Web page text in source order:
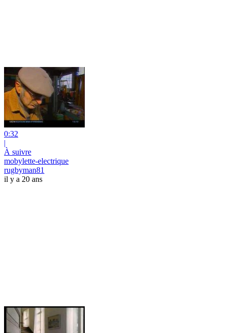
0:32
|
À suivre
mobylette-electrique
rugbyman81
il y a 20 ans